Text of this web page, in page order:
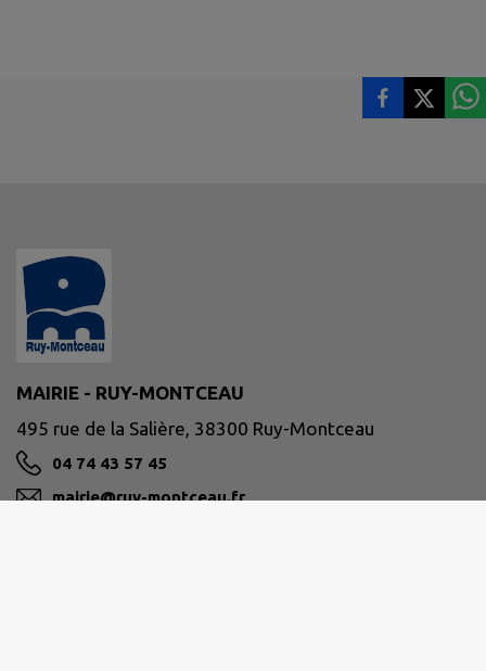
MAIRIE - RUY-MONTCEAU
495 rue de la Salière, 38300 Ruy-Montceau
04 74 43 57 45
mairie@ruy-montceau.fr